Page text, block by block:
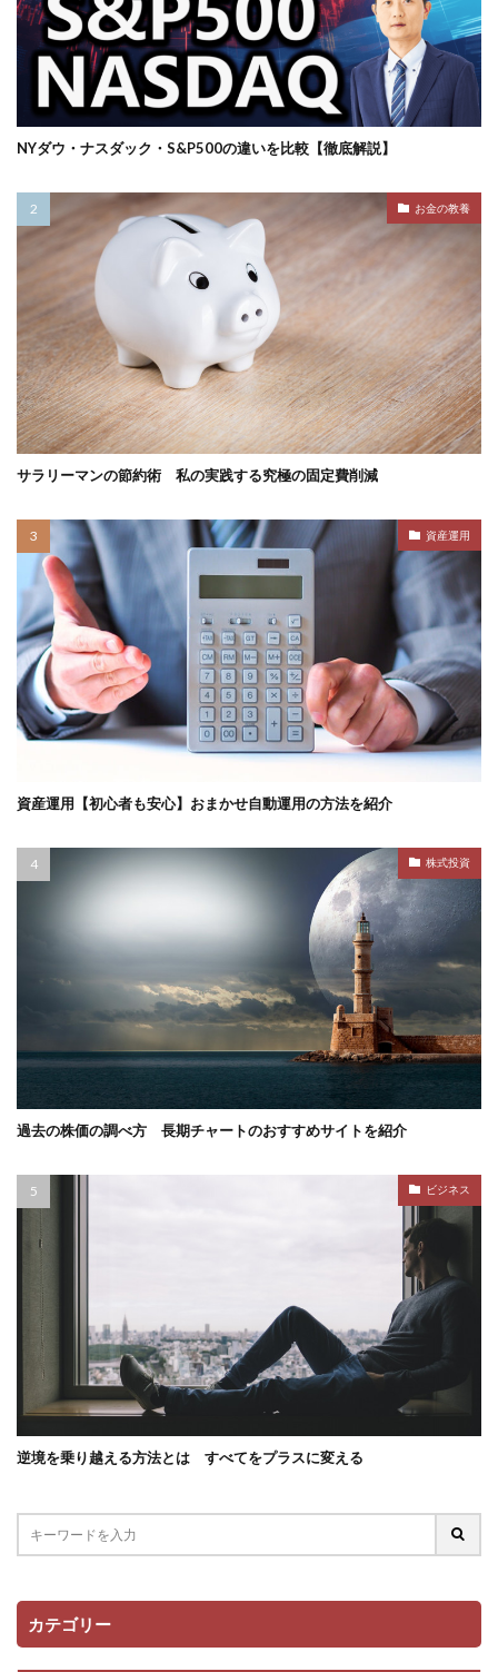
NYダウ・ナスダック・S&P500の違いを比較【徹底解説】
お金の教養
サラリーマンの節約術 私の実践する究極の固定費削減
資産運用
資産運用【初心者も安心】おまかせ自動運用の方法を紹介
株式投資
過去の株価の調べ方 長期チャートのおすすめサイトを紹介
ビジネス
逆境を乗り越える方法とは すべてをプラスに変える
カテゴリー